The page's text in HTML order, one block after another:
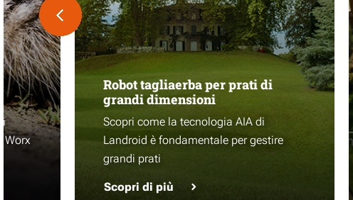
Worx
Robot tagliaerba per prati di
grandi dimensioni
Scopri come la tecnologia AIA di
Landroid è fondamentale per gestire
grandi prati
Scopri di più